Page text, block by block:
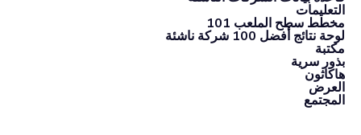
التعليمات
مخطط سطح الملعب 101
لوحة نتائج أفضل 100 شركة ناشئة
مكتبة
بذور سرية
هاكاثون
العرض
المجتمع